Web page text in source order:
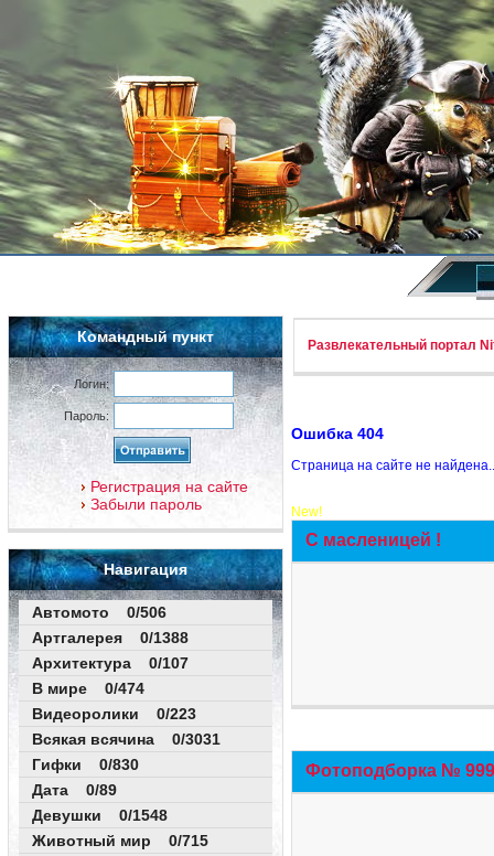
Командный пункт
Логин:
Пароль:
Регистрация на сайте
Забыли пароль
Навигация
Автомото 0/506
Артгалерея 0/1388
Архитектура 0/107
В мире 0/474
Видеоролики 0/223
Всякая всячина 0/3031
Гифки 0/830
Дата 0/89
Девушки 0/1548
Животный мир 0/715
Развлекательный портал
Ошибка 404
Страница на сайте не
New!
С масленицей !
Фотоподборка №